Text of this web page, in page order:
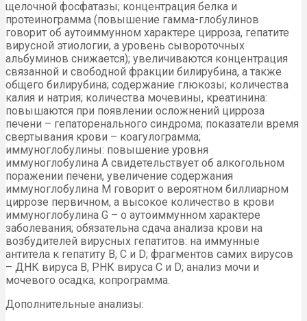
щелочной фосфатазы; концентрация белка и
протеинограмма (повышение гамма-глобулинов
говорит об аутоиммунном характере цирроза, гепатите
вирусной этиологии, а уровень сывороточных
альбуминов снижается); увеличиваются концентрация
связанной и свободной фракции билирубина, а также
общего билирубина; содержание глюкозы; количества
калия и натрия; количества мочевины, креатинина:
повышаются при появлении осложнений цирроза
печени – гепаторенального синдрома; показатели время
свертывания крови – коагулограмма;
иммуноглобулины: повышение уровня
иммуноглобулина А свидетельствует об алкогольном
поражении печени, увеличение содержания
иммуноглобулина М говорит о вероятном биллиарном
циррозе первичном, а высокое количество в крови
иммуноглобулина G ­– о аутоиммунном характере
заболевания; обязательна сдача анализа крови на
возбудителей вирусных гепатитов: на иммунные
антитела к гепатиту В, С и D; фрагментов самих вирусов
– ДНК вируса В, РНК вируса С и D; анализ мочи и
мочевого осадка; копрограмма.
Дополнительные анализы: